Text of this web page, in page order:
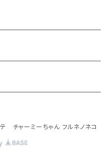
リー)
ャーミーちゃん フルネノネコ